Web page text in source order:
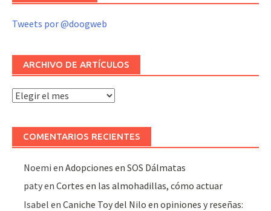
Tweets por @doogweb
ARCHIVO DE ARTÍCULOS
Archivo
artículos
COMENTARIOS RECIENTES
Noemi enAdopciones en SOS Dálmatas
patyenCortes en las almohadillas, cómo actuar
Isabel enCaniche Toy del Nilo en opiniones y reseñas: